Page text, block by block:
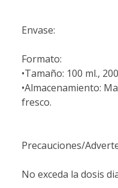
Envase:
Formato:
•Tamaño: 100 ml.,
•Almacenamiento:
fresco.
Precauciones/
No exceda la dosis